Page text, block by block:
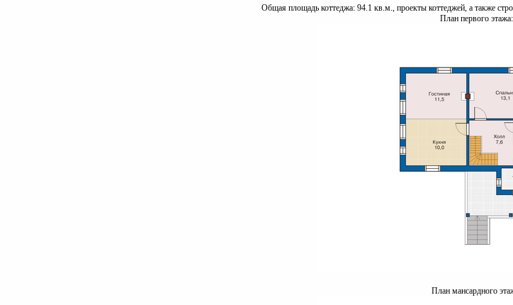
Общая площадь коттеджа: 94.1 кв.м., проекты коттеджей, а также
План первого этажа:
План мансардного